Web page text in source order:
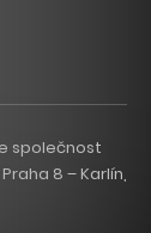
společnost
8 – Karlín,